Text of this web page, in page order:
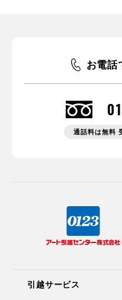
お電話
通話料は無料
引越サービス